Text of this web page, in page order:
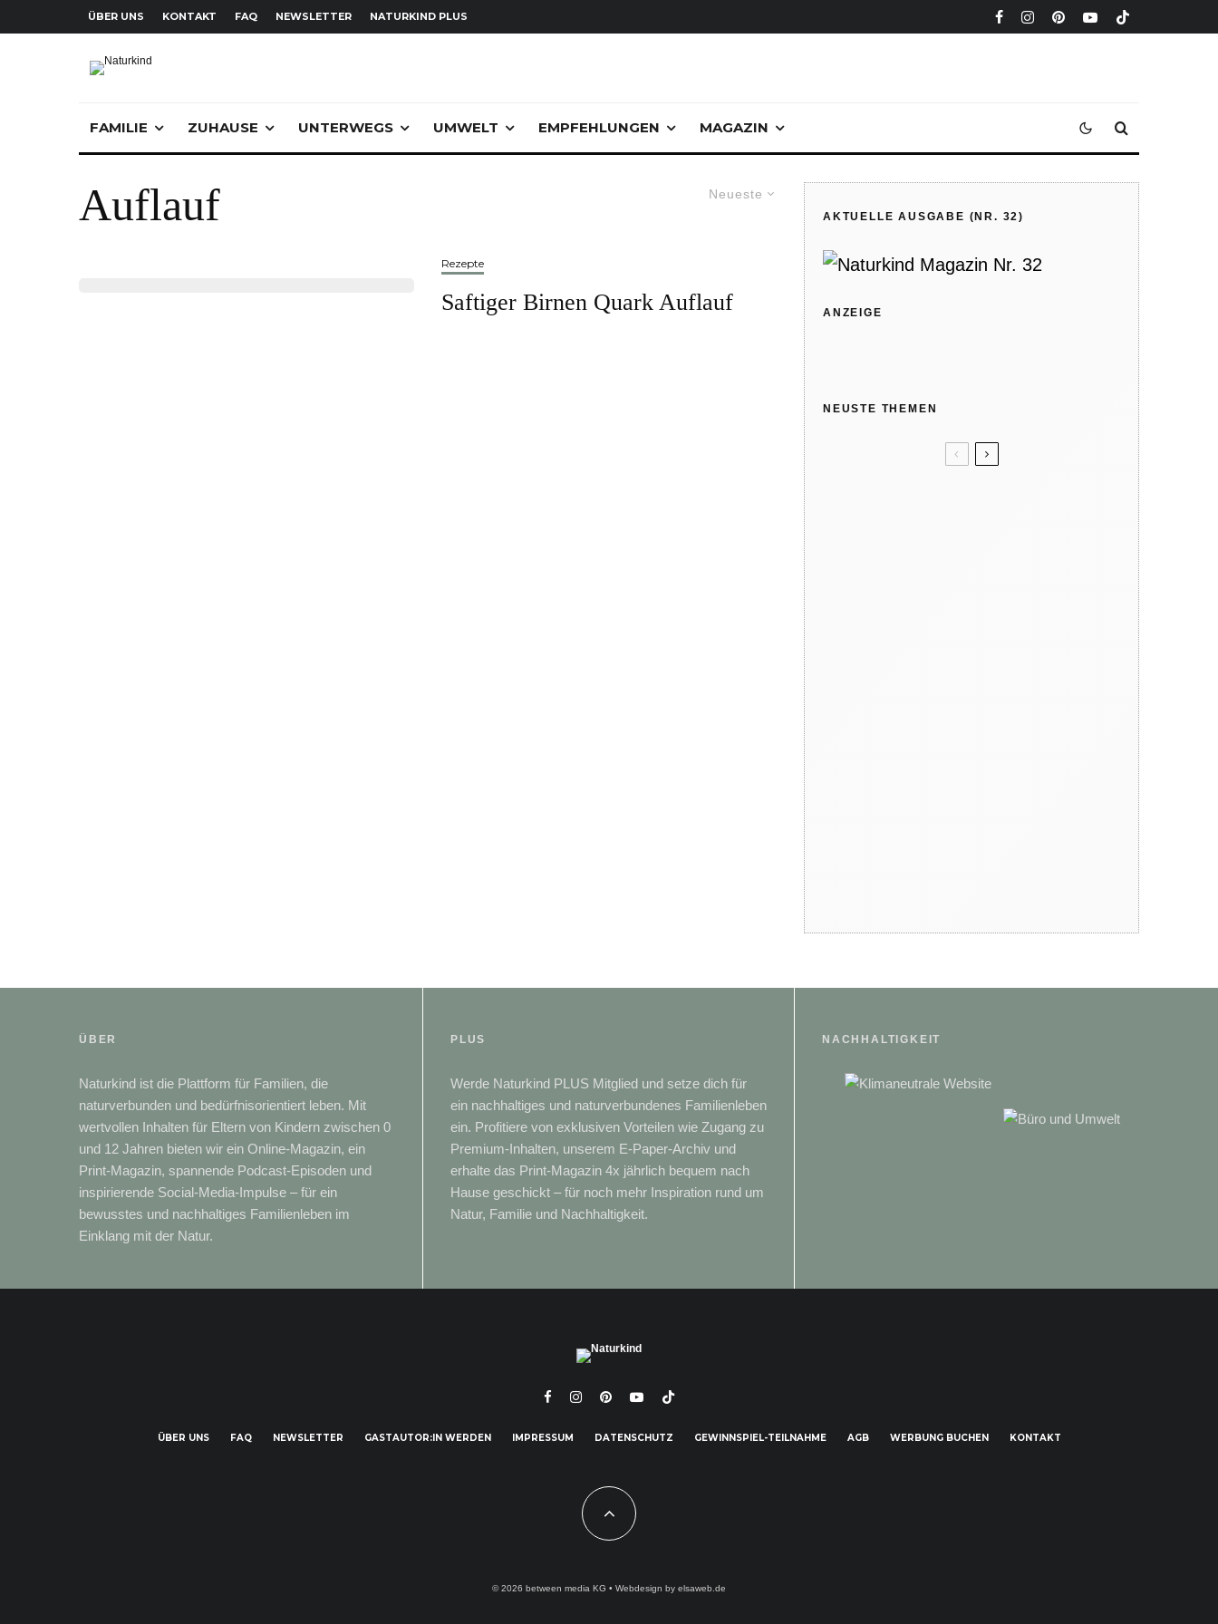
ÜBER UNS KONTAKT FAQ NEWSLETTER NATURKIND PLUS
FAMILIE ZUHAUSE UNTERWEGS UMWELT EMPFEHLUNGEN MAGAZIN
Neueste
Auflauf
Rezepte
Saftiger Birnen Quark Auflauf
AKTUELLE AUSGABE (NR. 32)
ANZEIGE
NEUSTE THEMEN
ÜBER
Naturkind ist die Plattform für Familien, die
naturverbunden und bedürfnisorientiert leben. Mit
wertvollen Inhalten für Eltern von Kindern zwischen 0
und 12 Jahren bieten wir ein Online-Magazin, ein
Print-Magazin, spannende Podcast-Episoden und
inspirierende Social-Media-Impulse – für ein
bewusstes und nachhaltiges Familienleben im
Einklang mit der Natur.
PLUS
Werde Naturkind PLUS Mitglied und setze dich für
ein nachhaltiges und naturverbundenes Familienleben
ein. Profitiere von exklusiven Vorteilen wie Zugang zu
Premium-Inhalten, unserem E-Paper-Archiv und
erhalte das Print-Magazin 4x jährlich bequem nach
Hause geschickt – für noch mehr Inspiration rund um
Natur, Familie und Nachhaltigkeit.
NACHHALTIGKEIT
ÜBER UNS FAQ NEWSLETTER GASTAUTOR:IN WERDEN IMPRESSUM DATENSCHUTZ GEWINNSPIEL-TEILNAHME AGB WERBUNG BUCHEN KONTAKT
© 2026 between media KG • Webdesign by elsaweb.de